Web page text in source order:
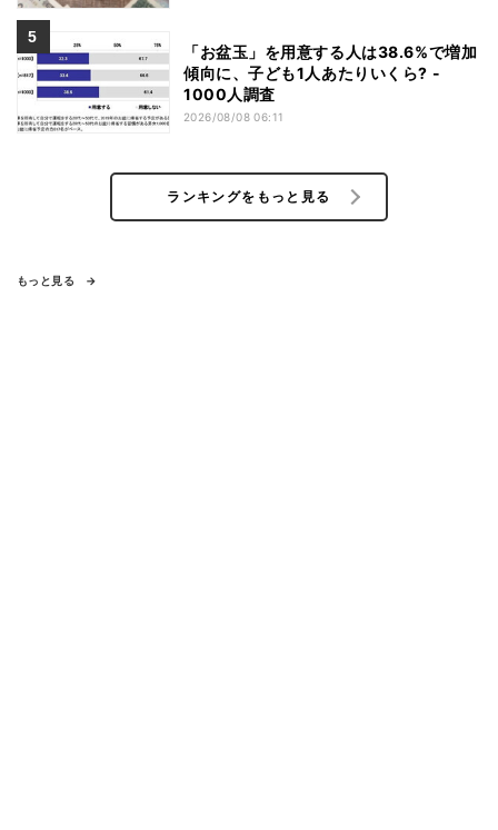
「お盆玉」を用意する人は38.6%で増加
傾向に、子ども1人あたりいくら? -
1000人調査
2026/08/08 06:11
ランキングをもっと見る
もっと見る